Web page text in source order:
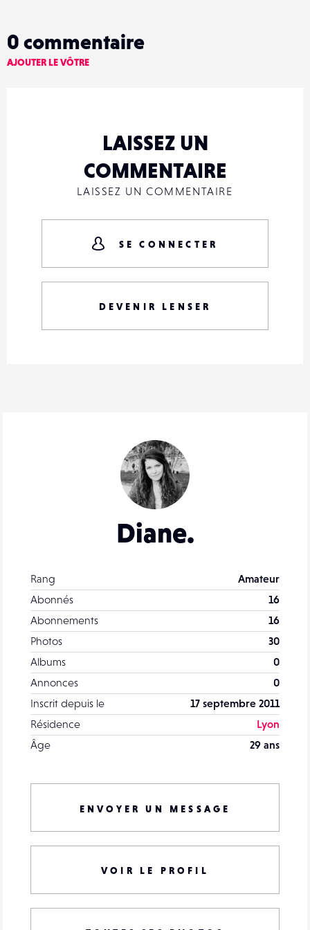
Diane.
Rang
Amateur
Abonnés
16
Abonnements
16
Photos
30
Albums
0
Annonces
0
Inscrit depuis le
17 septembre 2011
Résidence
Lyon
Âge
29 ans
ENVOYER UN MESSAGE
VOIR LE PROFIL
0 commentaire
AJOUTER LE VÔTRE
LAISSEZ UN
COMMENTAIRE
LAISSEZ UN COMMENTAIRE
SE CONNECTER
DEVENIR LENSER